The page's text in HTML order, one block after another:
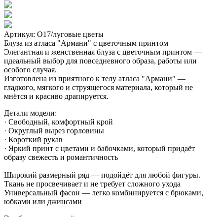
Артикул: О17/луговые цветы
Блуза из атласа "Армани" с цветочным принтом
Элегантная и женственная блуза с цветочным принтом —
идеальный выбор для повседневного образа, работы или
особого случая.
Изготовлена из приятного к телу атласа "Армани" —
гладкого, мягкого и струящегося материала, который не
мнётся и красиво драпируется.
Детали модели:
· Свободный, комфортный крой
· Округлый вырез горловины
· Короткий рукав
· Яркий принт с цветами и бабочками, который придаёт
образу свежесть и романтичность
Широкий размерный ряд — подойдёт для любой фигуры.
Ткань не просвечивает и не требует сложного ухода
Универсальный фасон — легко комбинируется с брюками,
юбками или джинсами